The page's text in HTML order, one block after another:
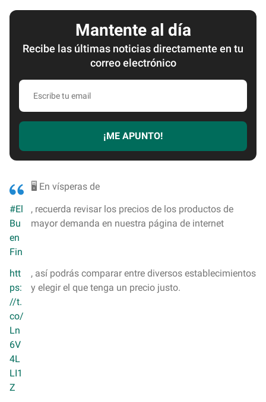
Mantente al día
Recibe las últimas noticias directamente en tu
correo electrónico
E
c
r
t
e
m
a
i
l
¡ME APUNTO!
🖥️ En vísperas de
#El
Bu
en
Fin
, recuerda revisar los precios de los productos de
mayor demanda en nuestra página de internet
htt
ps:
//t.
co/
Ln
6V
4L
LI1
Z
, así podrás comparar entre diversos establecimientos
y elegir el que tenga un precio justo.